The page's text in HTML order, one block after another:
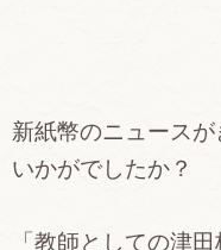
新紙幣のニュース
いかがでしたか？
「教師としての津